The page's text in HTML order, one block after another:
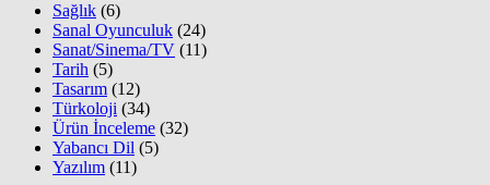
Sağlık (6)
Sanal Oyunculuk (24)
Sanat/Sinema/TV (11)
Tarih (5)
Tasarım (12)
Türkoloji (34)
Ürün İnceleme (32)
Yabancı Dil (5)
Yazılım (11)